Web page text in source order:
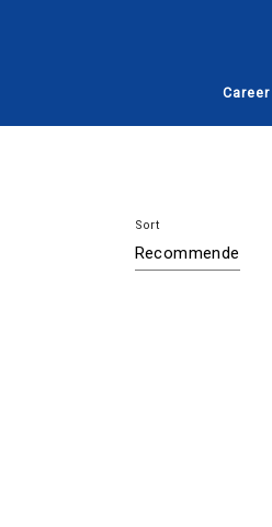
Career
Sort